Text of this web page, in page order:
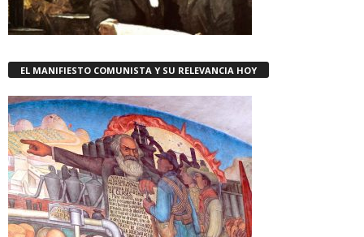
EL MANIFIESTO COMUNISTA Y SU RELEVANCIA HOY